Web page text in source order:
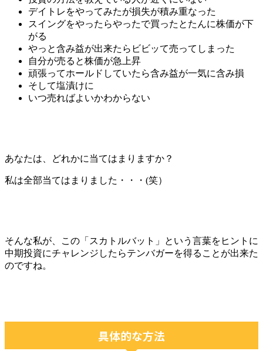
デイトレをやってみたが損失が積み重なった
スイングをやったらやったで買ったとたんに株価が下
がる
やっと含み益が出来たらビビッて売ってしまった
自分が売ると株価が急上昇
頑張ってホールドしていたら含み益が一気に含み損
そして塩漬けに
いつ売ればよいかわからない
あなたは、どれかに当てはまりますか？
私は全部当てはまりました・・・(笑）
そんな私が、この「スカトルバット」という言葉をヒントに
中期投資にチャレンジしたらテンバガーを得ることが出来た
のですね。
具体的な方法